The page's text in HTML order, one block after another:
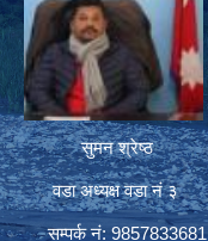
सुमन श्रेष्ठ
वडा अध्यक्ष वडा नं ३
सम्पर्क नं: 9857833681